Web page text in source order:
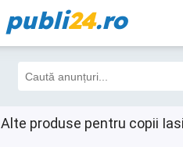
publi24.ro
Alte produse pentru copii
Filtre 4 Toate
5